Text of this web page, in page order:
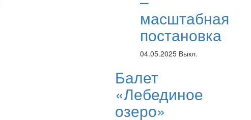
масштабная
постановка
04.05.2025 Выкл.
Балет
«Лебединое
озеро»